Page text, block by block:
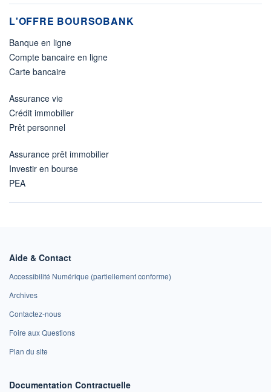
L'OFFRE BOURSOBANK
Banque en ligne
Compte bancaire en ligne
Carte bancaire
Assurance vie
Crédit immobilier
Prêt personnel
Assurance prêt immobilier
Investir en bourse
PEA
Aide & Contact
Accessibilité Numérique (partiellement conforme)
Archives
Contactez-nous
Foire aux Questions
Plan du site
Documentation Contractuelle